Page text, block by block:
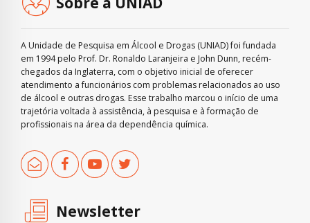
A Unidade de Pesquisa em Álcool e Drogas (UNIAD) foi fundada
em 1994 pelo Prof. Dr. Ronaldo Laranjeira e John Dunn, recém-
chegados da Inglaterra, com o objetivo inicial de oferecer
atendimento a funcionários com problemas relacionados ao uso
de álcool e outras drogas. Esse trabalho marcou o início de uma
trajetória voltada à assistência, à pesquisa e à formação de
profissionais na área da dependência química.
Newsletter